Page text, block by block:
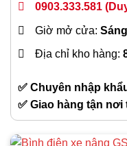
0903.333.581
Giờ mở cửa:
Địa chỉ kho hàng:
✅ Chuyên nhập
✅ Giao hàng tận